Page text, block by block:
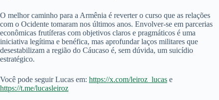
O melhor caminho para a Armênia é reverter o curso que as relações
com o Ocidente tomaram nos últimos anos. Envolver-se em parcerias
econômicas frutíferas com objetivos claros e pragmáticos é uma
iniciativa legítima e benéfica, mas aprofundar laços militares que
desestabilizam a região do Cáucaso é, sem dúvida, um suicídio
estratégico.
Você pode seguir Lucas em: https://x.com/leiroz_lucas e
https://t.me/lucasleiroz